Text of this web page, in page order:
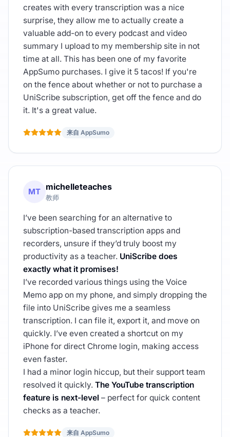
creates with every transcription was a nice
surprise, they allow me to actually create a
valuable add-on to every podcast and video
summary I upload to my membership site in not
time at all. This has been one of my favorite
AppSumo purchases. I give it 5 tacos! If you're
on the fence about whether or not to purchase a
UniScribe subscription, get off the fence and do
it. It's a great value.
来自 AppSumo
MT michelleteaches
教师
I’ve been searching for an alternative to
subscription-based transcription apps and
recorders, unsure if they’d truly boost my
productivity as a teacher. UniScribe does
exactly what it promises!
I’ve recorded various things using the Voice
Memo app on my phone, and simply dropping the
file into UniScribe gives me a seamless
transcription. I can file it, export it, and move on
quickly. I’ve even created a shortcut on my
iPhone for direct Chrome login, making access
even faster.
I had a minor login hiccup, but their support team
resolved it quickly. The YouTube transcription
feature is next-level – perfect for quick content
checks as a teacher.
来自 AppSumo